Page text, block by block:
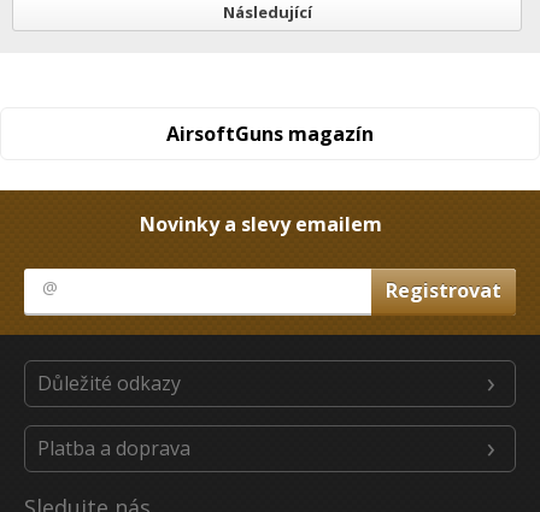
Následující
AirsoftGuns magazín
Novinky a slevy emailem
Důležité odkazy
Platba a doprava